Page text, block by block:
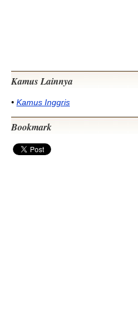
Kamus Lainnya
• Kamus Inggris
Bookmark